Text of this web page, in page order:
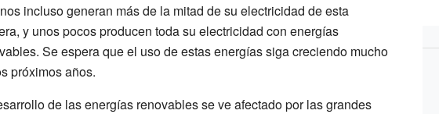
incluso generan más de la mitad de su electricidad de esta
y unos pocos producen toda su electricidad con energías
Se espera que el uso de estas energías siga creciendo mucho
próximos años.
de las energías renovables se ve afectado por las grandes